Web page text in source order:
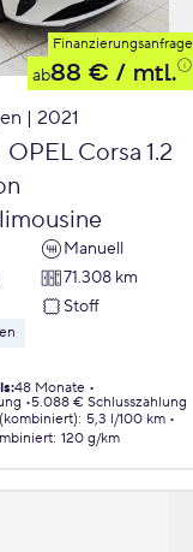
Finanzierungsanfrage
ab88 € / mtl.
| 2021
OPEL Corsa 1.2
Manuell
71.308 km
Stoff
:48 Monate
5.088 € Schlusszahlung
: 5,3 l/100 km
: 120 g/km